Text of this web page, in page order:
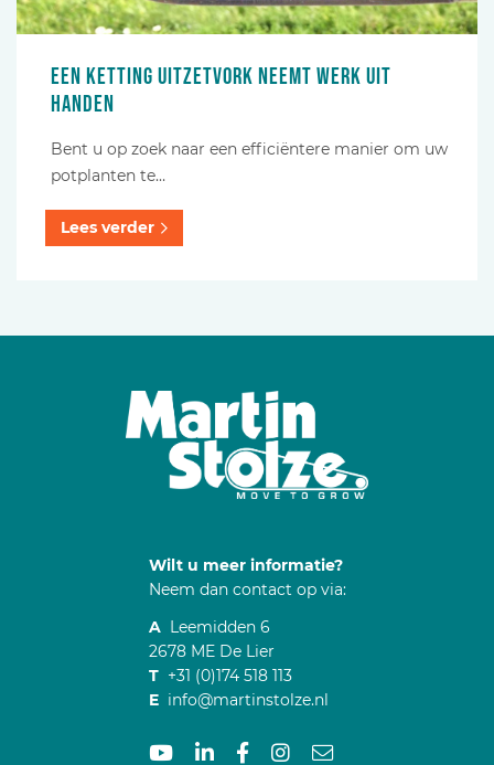
Een ketting uitzetvork neemt werk uit
handen
Bent u op zoek naar een efficiëntere manier om uw
potplanten te…
Lees verder
Wilt u meer informatie?
Neem dan contact op via:
ALeemidden 6
2678 ME De Lier
T+31 (0)174 518 113
Einfo@martinstolze.nl